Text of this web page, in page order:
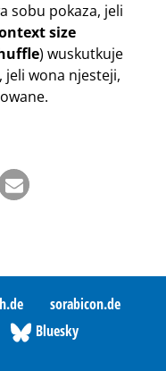
sobu pokaza, jeli
size
) wuskutkuje
wona njesteji,
sorabicon.de
Bluesky